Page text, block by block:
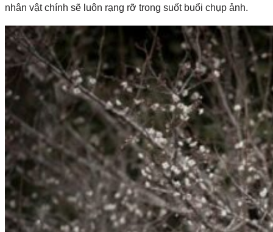
nhân vật chính sẽ luôn rạng rỡ trong suốt buổi chụp ảnh.